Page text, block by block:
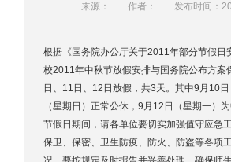
来源： 作者： 发布时间：
根据《国务院办公厅关于2011年部分节假日
校2011年中秋节放假安排与国务院公布方案
日、11日、12日放假，共3天。其中9月10
（星期日）正常公休，9月12日（星期一）为
节假日期间，请各单位要切实加强值守应急
保卫、保密、卫生防疫、防火、防盗等各项